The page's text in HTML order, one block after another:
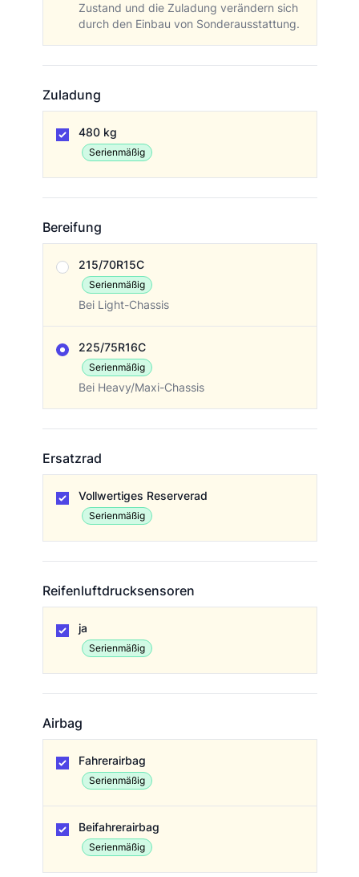
Zustand und die Zuladung verändern sich
durch den Einbau von Sonderausstattung.
Zuladung
480 kg
Serienmäßig
Bereifung
215/70R15C
Serienmäßig
Bei Light-Chassis
225/75R16C
Serienmäßig
Bei Heavy/Maxi-Chassis
Ersatzrad
Vollwertiges Reserverad
Serienmäßig
Reifenluftdrucksensoren
ja
Serienmäßig
Airbag
Fahrerairbag
Serienmäßig
Beifahrerairbag
Serienmäßig